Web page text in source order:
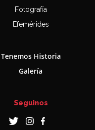
Fotografía
Efemérides
Tenemos Historia
Galería
Seguinos